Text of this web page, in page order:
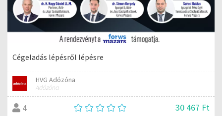
Cégeladás lépésről lépésre
HVG Adózóna
Adózóna
4 30 467 Ft